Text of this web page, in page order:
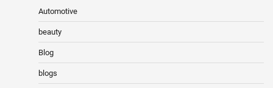
Automotive
beauty
Blog
blogs